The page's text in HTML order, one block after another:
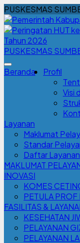
PUSKESMAS
PUSKESMAS
Beranda
Profil
Visi
Layanan
Maklumat
Standar
Daftar Layanan
MAKLUMAT
INOVASI
KOMES
PETULA PROF
FASILITAS &
KESEHATAN
PELAYANAN
PELAYANAN